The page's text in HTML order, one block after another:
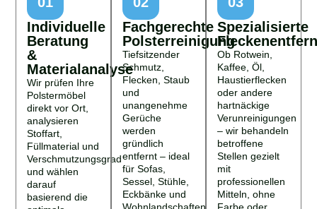
Individuelle
Beratung
&
Materialanalyse
Wir prüfen Ihre
Polstermöbel
direkt vor Ort,
analysieren
Stoffart,
Füllmaterial und
Verschmutzungsgrad
und wählen
darauf
basierend die
Fachgerechte
Polsterreinigung
Tiefsitzender
Schmutz,
Flecken, Staub
und
unangenehme
Gerüche
werden
gründlich
entfernt – ideal
für Sofas,
Sessel, Stühle,
Eckbänke und
Wohnlandschaften.
Spezialisierte
Ob Rotwein,
Kaffee, Öl,
Haustierflecken
oder andere
hartnäckige
Verunreinigungen
– wir behandeln
betroffene
Stellen gezielt
mit
professionellen
Mitteln, ohne
Farbe oder